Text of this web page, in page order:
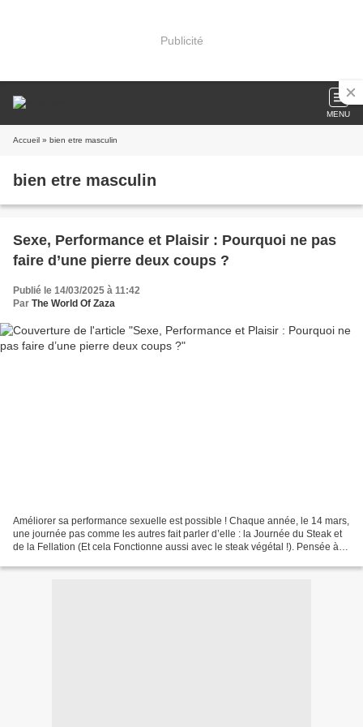
Publicité
MENU
Accueil » bien etre masculin
bien etre masculin
Sexe, Performance et Plaisir : Pourquoi ne pas
faire d’une pierre deux coups ?
Publié le 14/03/2025 à 11:42
Par The World Of Zaza
Améliorer sa performance sexuelle est possible ! Chaque année, le 14 mars,
une journée pas comme les autres fait parler d’elle : la Journée du Steak et
de la Fellation (Et cela Fonctionne aussi avec le steak végétal !). Pensée à